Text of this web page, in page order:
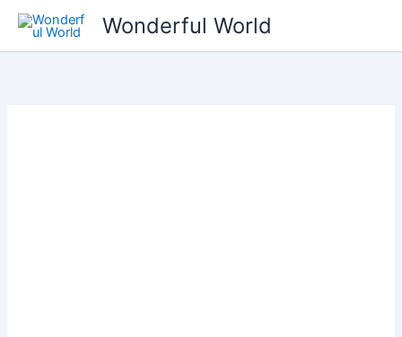
츠
Wonderful World